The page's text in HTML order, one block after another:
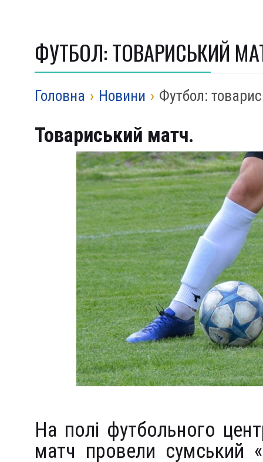
ФУТБОЛ: ТОВАРИСЬКИЙ
Головна › Новини › Футбол:
Товариський матч.
На полі футбольного
матч провели сумський